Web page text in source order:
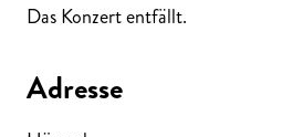
Das Konzert entfällt.
Adresse